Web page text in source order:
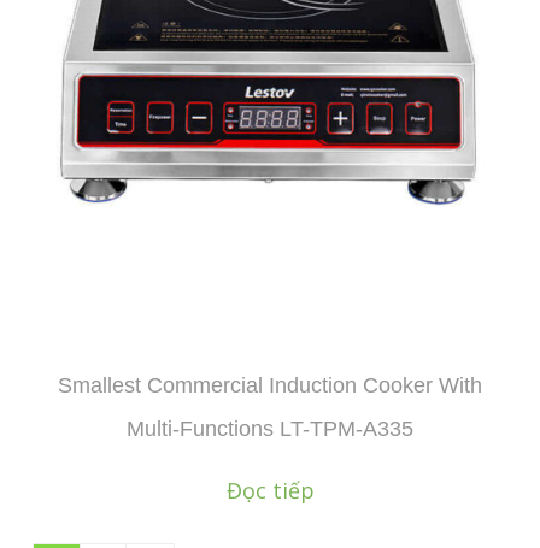
Smallest Commercial Induction Cooker With
Multi-Functions LT-TPM-A335
Đọc tiếp